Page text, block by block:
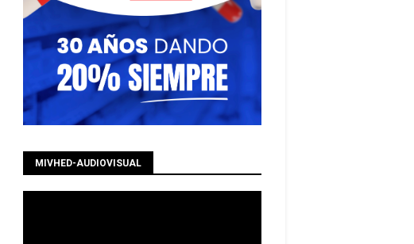
MIVHED-AUDIOVISUAL